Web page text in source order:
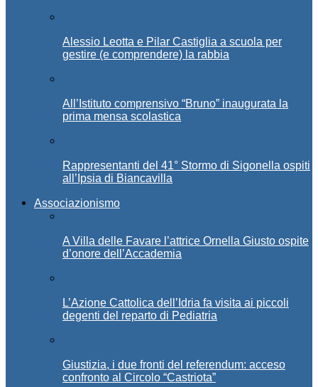
Alessio Leotta e Pilar Castiglia a scuola per
gestire (e comprendere) la rabbia
All’Istituto comprensivo “Bruno” inaugurata la
prima mensa scolastica
Rappresentanti del 41° Stormo di Sigonella ospiti
all’Ipsia di Biancavilla
Associazionismo
A Villa delle Favare l’attrice Ornella Giusto ospite
d’onore dell’Accademia
L’Azione Cattolica dell’Idria fa visita ai piccoli
degenti del reparto di Pediatria
Giustizia, i due fronti del referendum: acceso
confronto al Circolo “Castriota”